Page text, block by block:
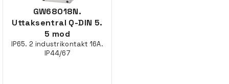
GW68018N.
Uttaksentral Q-DIN 5.
5 mod
IP65. 2 industrikontakt 16A.
IP44/67